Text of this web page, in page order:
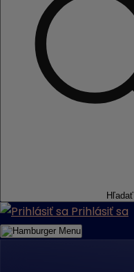
Hľadať
Prihlásiť sa
Menu